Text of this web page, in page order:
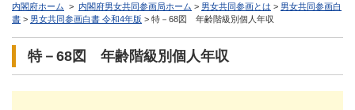
内閣府ホーム > 内閣府男女共同参画局ホーム > 男女共同参画とは > 男女共同参画白
書 > 男女共同参画白書 令和4年版 > 特－68図 年齢階級別個人年収
特－68図 年齢階級別個人年収